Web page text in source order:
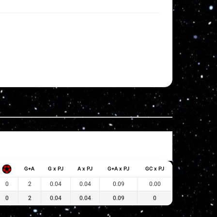
G+A G x PJ A x PJ G+A x PJ GC x PJ
0 2 0.04 0.04 0.09 0.00
0 2 0.04 0.04 0.09 0